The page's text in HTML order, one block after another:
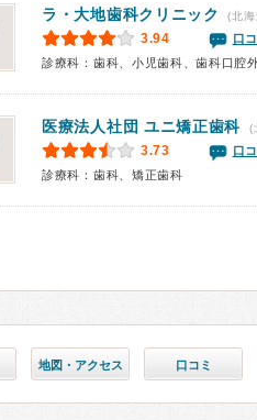
ラ・大地歯科クリニック (北海
3.94
口
診療科：歯科、小児歯科、歯科口腔
医療法人社団 ユニ矯正歯科 (
3.73
口
診療科：歯科、矯正歯科
地図・アクセス 口コミ